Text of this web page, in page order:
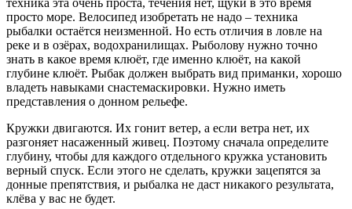
техника эта очень проста, течения нет, щуки в это время
просто море. Велосипед изобретать не надо – техника
рыбалки остаётся неизменной. Но есть отличия в ловле на
реке и в озёрах, водохранилищах. Рыболову нужно точно
знать в какое время клюёт, где именно клюёт, на какой
глубине клюёт. Рыбак должен выбрать вид приманки, хорошо
владеть навыками снастемаскировки. Нужно иметь
представления о донном рельефе.
Кружки двигаются. Их гонит ветер, а если ветра нет, их
разгоняет насаженный живец. Поэтому сначала определите
глубину, чтобы для каждого отдельного кружка установить
верный спуск. Если этого не сделать, кружки зацепятся за
донные препятствия, и рыбалка не даст никакого результата,
клёва у вас не будет.